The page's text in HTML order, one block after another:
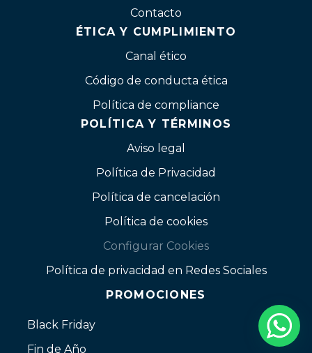
Contacto
ÉTICA Y CUMPLIMIENTO
Canal ético
Código de conducta ética
Política de compliance
POLÍTICA Y TÉRMINOS
Aviso legal
Política de Privacidad
Política de cancelación
Política de cookies
Configurar Cookies
Política de privacidad en Redes Sociales
PROMOCIONES
Black Friday
Fin de Año